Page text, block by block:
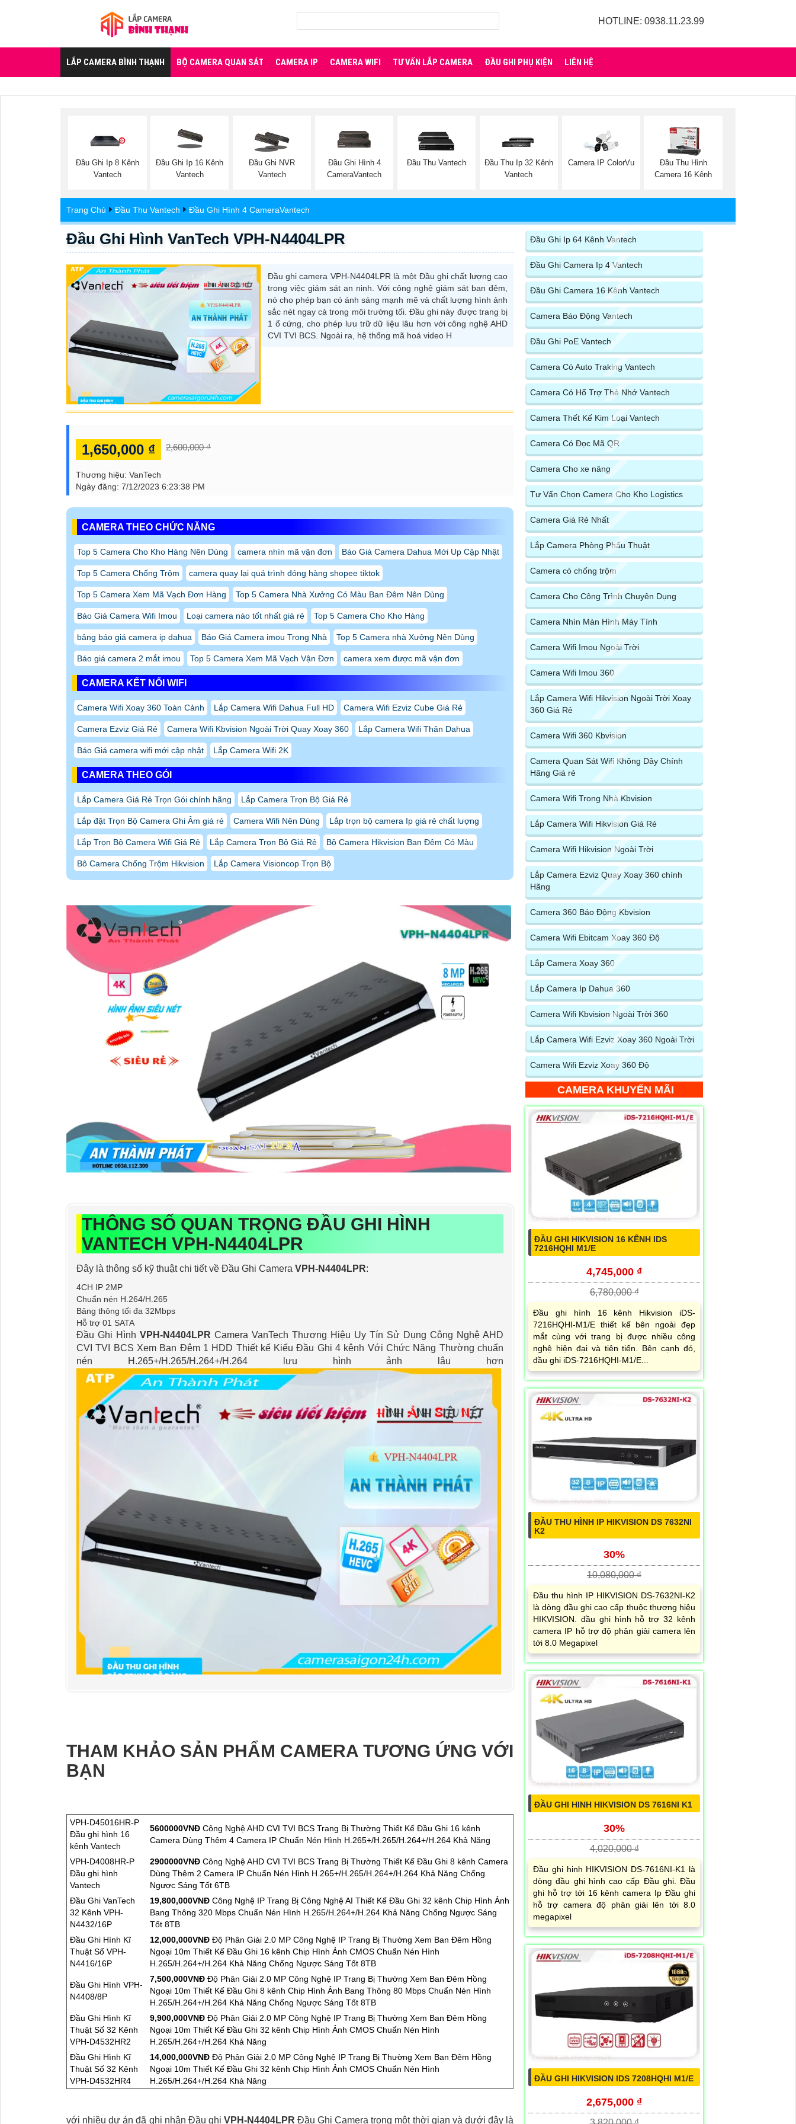
HOTLINE: 0938.11.23.99
LẮP CAMERA BÌNH THẠNH BỘ CAMERA QUAN SÁT CAMERA IP CAMERA WIFI TƯ VẤN LẮP CAMERA ĐẦU GHI PHỤ KIỆN LIÊN HỆ
Đầu Ghi Ip 8 Kênh
Vantech
Đầu Ghi Ip 16 Kênh
Vantech
Đầu Ghi NVR
Vantech
Đầu Ghi Hình 4
CameraVantech
Đầu Thu Vantech
Đầu Thu Ip 32 Kênh
Vantech
Camera IP ColorVu
Đầu Thu Hình
Camera 16 Kênh
Trang Chủ Đầu Thu Vantech Đầu Ghi Hình 4 CameraVantech
Đầu Ghi Hình VanTech VPH-N4404LPR
Đầu ghi camera VPH-N4404LPR là một Đầu ghi chất lượng cao
trong việc giám sát an ninh. Với công nghệ giám sát ban đêm,
nó cho phép bạn có ánh sáng mạnh mẽ và chất lượng hình ảnh
sắc nét ngay cả trong môi trường tối. Đầu ghi này được trang bị
1 ổ cứng, cho phép lưu trữ dữ liệu lâu hơn với công nghệ AHD
CVI TVI BCS. Ngoài ra, hệ thống mã hoá video H
1,650,000 ₫ 2,600,000 ₫
Thương hiệu: VanTech
Ngày đăng: 7/12/2023 6:23:38 PM
CAMERA THEO CHỨC NĂNG
Top 5 Camera Cho Kho Hàng Nên Dùng camera nhìn mã vận đơn Báo Giá Camera Dahua Mới Up Cập Nhật
Top 5 Camera Chống Trộm camera quay lại quá trình đóng hàng shopee tiktok
Top 5 Camera Xem Mã Vạch Đơn Hàng Top 5 Camera Nhà Xưởng Có Màu Ban Đêm Nên Dùng
Báo Giá Camera Wifi Imou Loại camera nào tốt nhất giá rẻ Top 5 Camera Cho Kho Hàng
bảng báo giá camera ip dahua Báo Giá Camera imou Trong Nhà Top 5 Camera nhà Xưởng Nên Dùng
Báo giá camera 2 mắt imou Top 5 Camera Xem Mã Vạch Vận Đơn camera xem được mã vận đơn
CAMERA KẾT NỐI WIFI
Camera Wifi Xoay 360 Toàn Cảnh Lắp Camera Wifi Dahua Full HD Camera Wifi Ezviz Cube Giá Rẻ
Camera Ezviz Giá Rẻ Camera Wifi Kbvision Ngoài Trời Quay Xoay 360 Lắp Camera Wifi Thân Dahua
Báo Giá camera wifi mới cập nhật Lắp Camera Wifi 2K
CAMERA THEO GÓI
Lắp Camera Giá Rẻ Trọn Gói chính hãng Lắp Camera Trọn Bộ Giá Rẻ
Lắp đặt Trọn Bộ Camera Ghi Âm giá rẻ Camera Wifi Nên Dùng Lắp trọn bộ camera Ip giá rẻ chất lượng
Lắp Trọn Bộ Camera Wifi Giá Rẻ Lắp Camera Trọn Bộ Giá Rẻ Bộ Camera Hikvision Ban Đêm Có Màu
Bô Camera Chống Trộm Hikvision Lắp Camera Visioncop Trọn Bộ
THÔNG SỐ QUAN TRỌNG ĐẦU GHI HÌNH
VANTECH VPH-N4404LPR
Đây là thông số kỹ thuật chi tiết về Đầu Ghi Camera VPH-N4404LPR:
4CH IP 2MP
Chuẩn nén H.264/H.265
Băng thông tối đa 32Mbps
Hỗ trợ 01 SATA
Đầu Ghi Hình VPH-N4404LPR Camera VanTech Thương Hiệu Uy Tín Sử Dụng Công Nghệ AHD
CVI TVI BCS Xem Ban Đêm 1 HDD Thiết kế Kiểu Đầu Ghi 4 kênh Với Chức Năng Thường chuẩn
nén H.265+/H.265/H.264+/H.264 lưu hình ảnh lâu hơn
THAM KHẢO SẢN PHẨM CAMERA TƯƠNG ỨNG VỚI
BẠN
VPH-D45016HR-P
Đầu ghi hình 16
kênh Vantech
5600000VNÐ Công Nghệ AHD CVI TVI BCS Trang Bị Thường Thiết Kế Đầu Ghi 16 kênh
Camera Dùng Thêm 4 Camera IP Chuẩn Nén Hình H.265+/H.265/H.264+/H.264 Khả Năng
VPH-D4008HR-P
Đầu ghi hình
Vantech
2900000VNÐ Công Nghệ AHD CVI TVI BCS Trang Bị Thường Thiết Kế Đầu Ghi 8 kênh Camera
Dùng Thêm 2 Camera IP Chuẩn Nén Hình H.265+/H.265/H.264+/H.264 Khả Năng Chống
Ngược Sáng Tốt 6TB
Đầu Ghi VanTech
32 Kênh VPH-
N4432/16P
19,800,000VNÐ Công Nghệ IP Trang Bị Công Nghệ AI Thiết Kế Đầu Ghi 32 kênh Chip Hình Ảnh
Bang Thông 320 Mbps Chuẩn Nén Hình H.265/H.264+/H.264 Khả Năng Chống Ngược Sáng
Tốt 8TB
Đầu Ghi Hình Kĩ
Thuật Số VPH-
N4416/16P
12,000,000VNÐ Độ Phân Giải 2.0 MP Công Nghệ IP Trang Bị Thường Xem Ban Đêm Hồng
Ngoại 10m Thiết Kế Đầu Ghi 16 kênh Chip Hình Ảnh CMOS Chuẩn Nén Hình
H.265/H.264+/H.264 Khả Năng Chống Ngược Sáng Tốt 8TB
Đầu Ghi Hình VPH-
N4408/8P
7,500,000VNÐ Độ Phân Giải 2.0 MP Công Nghệ IP Trang Bị Thường Xem Ban Đêm Hồng
Ngoại 10m Thiết Kế Đầu Ghi 8 kênh Chip Hình Ảnh Bang Thông 80 Mbps Chuẩn Nén Hình
H.265/H.264+/H.264 Khả Năng Chống Ngược Sáng Tốt 8TB
Đầu Ghi Hình Kĩ
Thuật Số 32 Kênh
VPH-D4532HR2
9,900,000VNÐ Độ Phân Giải 2.0 MP Công Nghệ IP Trang Bị Thường Xem Ban Đêm Hồng
Ngoại 10m Thiết Kế Đầu Ghi 32 kênh Chip Hình Ảnh CMOS Chuẩn Nén Hình
H.265/H.264+/H.264 Khả Năng
Đầu Ghi Hình Kĩ
Thuật Số 32 Kênh
VPH-D4532HR4
14,000,000VNÐ Độ Phân Giải 2.0 MP Công Nghệ IP Trang Bị Thường Xem Ban Đêm Hồng
Ngoại 10m Thiết Kế Đầu Ghi 32 kênh Chip Hình Ảnh CMOS Chuẩn Nén Hình
H.265/H.264+/H.264 Khả Năng
với nhiều dự án đã ghi nhận Đầu ghi VPH-N4404LPR Đầu Ghi Camera trong một thời gian và dưới đây là
Đầu Ghi Ip 64 Kênh Vantech
Đầu Ghi Camera Ip 4 Vantech
Đầu Ghi Camera 16 Kênh Vantech
Camera Báo Động Vantech
Đầu Ghi PoE Vantech
Camera Có Auto Traking Vantech
Camera Có Hổ Trợ Thẻ Nhớ Vantech
Camera Thết Kế Kim Loại Vantech
Camera Có Đọc Mã QR
Camera Cho xe nâng
Tư Vấn Chọn Camera Cho Kho Logistics
Camera Giá Rẻ Nhất
Lắp Camera Phòng Phẩu Thuật
Camera có chống trộm
Camera Cho Công Trình Chuyên Dụng
Camera Nhìn Màn Hình Máy Tính
Camera Wifi Imou Ngoài Trời
Camera Wifi Imou 360
Lắp Camera Wifi Hikvision Ngoài Trời Xoay
360 Giá Rẻ
Camera Wifi 360 Kbvision
Camera Quan Sát Wifi Không Dây Chính
Hãng Giá rẻ
Camera Wifi Trong Nhà Kbvision
Lắp Camera Wifi Hikvision Giá Rẻ
Camera Wifi Hikvision Ngoài Trời
Lắp Camera Ezviz Quay Xoay 360 chính
Hãng
Camera 360 Báo Động Kbvision
Camera Wifi Ebitcam Xoay 360 Độ
Lắp Camera Xoay 360
Lắp Camera Ip Dahua 360
Camera Wifi Kbvision Ngoài Trời 360
Lắp Camera Wifi Ezviz Xoay 360 Ngoài Trời
Camera Wifi Ezviz Xoay 360 Độ
CAMERA KHUYẾN MÃI
ĐẦU GHI HIKVISION 16 KÊNH IDS
7216HQHI M1/E
4,745,000 ₫
6,780,000 ₫
Đầu ghi hình 16 kênh Hikvision iDS-
7216HQHI-M1/E thiết kế bên ngoài đẹp
mắt cùng với trang bị được nhiều công
nghệ hiện đại và tiên tiến. Bên cạnh đó,
đầu ghi iDS-7216HQHI-M1/E...
ĐẦU THU HÌNH IP HIKVISION DS 7632NI
K2
30%
10,080,000 ₫
Đầu thu hình IP HIKVISION DS-7632NI-K2
là dòng đầu ghi cao cấp thuộc thương hiệu
HIKVISION. đầu ghi hình hỗ trợ 32 kênh
camera IP hỗ trợ độ phân giải camera lên
tới 8.0 Megapixel
ĐẦU GHI HINH HIKVISION DS 7616NI K1
30%
4,020,000 ₫
Đầu ghi hinh HIKVISION DS-7616NI-K1 là
dòng đầu ghi hình cao cấp Đầu ghi. Đầu
ghi hỗ trợ tới 16 kênh camera Ip Đầu ghi
hỗ trợ camera độ phân giải lên tới 8.0
megapixel
ĐẦU GHI HIKVISION IDS 7208HQHI M1/E
2,675,000 ₫